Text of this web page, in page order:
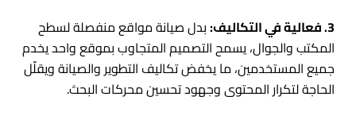
3. فعالية في التكاليف:
بدل صيانة مواقع منفصلة لسطح
المكتب والجوال، يسمح التصميم المتجاوب بموقع واحد يخدم
جميع المستخدمين، ما يخفض تكاليف التطوير والصيانة ويقلّل
الحاجة لتكرار المحتوى وجهود تحسين محركات البحث.